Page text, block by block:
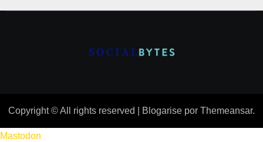
Copyright © All rights reserved Blogarise por Themeansar.
Mastodon